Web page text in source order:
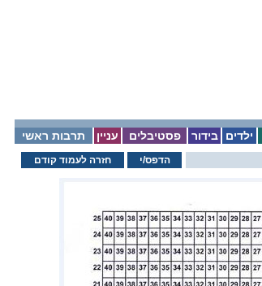
תרבות ראשי עניין פסטיבלים בידור ילדים
חזרה לעמוד קודם הדפס/י